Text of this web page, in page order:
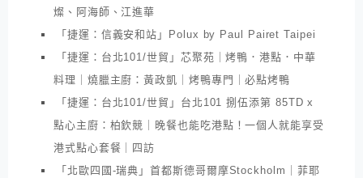
燦、阿海師、江進華
「捷運：信義安和站」Polux by Paul Pairet Taipei
「捷運：台北101/世貿」芯聚苑｜烤鴨．港點．中華
料理｜燒臘主廚：黃政凱｜烤鴨專門｜必點烤鴨
「捷運：台北101/世貿」台北101 捌伍添第 85TD x
點心主廚：柏欽競｜晚餐也能吃港點！一個人就能享受
港式點心套餐｜四訪
「北歐四國-瑞典」首都斯德哥爾摩Stockholm｜菲耶